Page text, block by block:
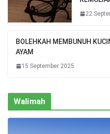
22
BOLEHKAH MEMBUNUH
AYAM
15 September 2025
Walimah